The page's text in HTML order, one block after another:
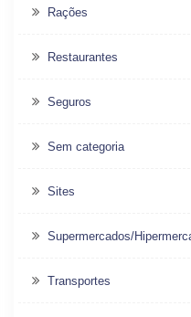
Rações
Restaurantes
Seguros
Sem categoria
Sites
Supermercados/
Transportes